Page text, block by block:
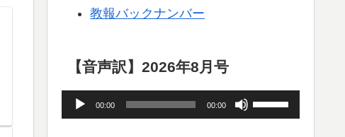
教報バックナンバー
【音声訳】2026年8月号
声
00:00 00:00
ボ
リ